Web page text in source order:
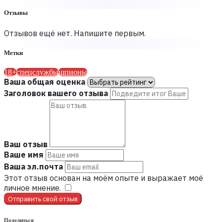
Отзывы
Отзывов ещё нет. Напишите первым.
Метки
18+спецслужбышпионы
Ваша общая оценка
Заголовок вашего отзыва
Ваш отзыв
Ваше имя
Ваша эл.почта
Этот отзыв основан на моём опыте и выражает моё
личное мнение.
Отправить свой отзыв
Поделиться